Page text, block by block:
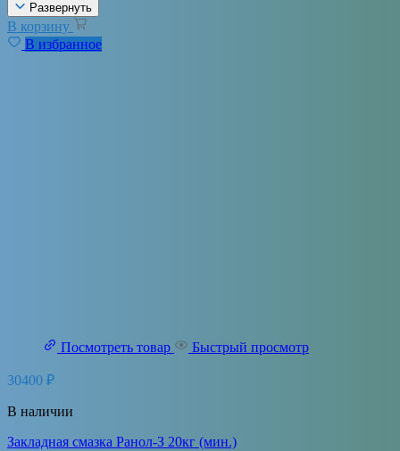
Развернуть
В корзину
В избранное
Посмотреть товар Быстрый просмотр
30400 ₽
В наличии
Закладная смазка Ранол-З 20кг (мин.)